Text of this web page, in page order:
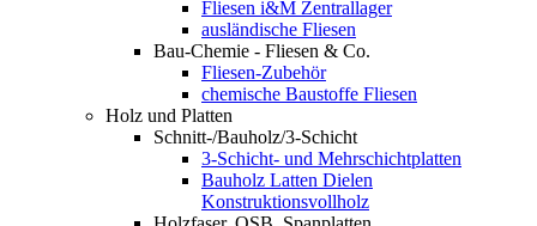
Fliesen i&M Zentrallager
ausländische Fliesen
Bau-Chemie - Fliesen & Co.
Fliesen-Zubehör
chemische Baustoffe Fliesen
Holz und Platten
Schnitt-/Bauholz/3-Schicht
3-Schicht- und Mehrschichtplatten
Bauholz Latten Dielen
Konstruktionsvollholz